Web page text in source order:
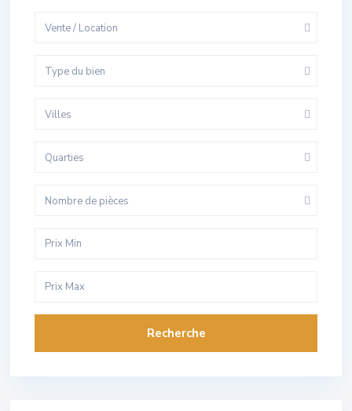
Vente / Location
Type du bien
Villes
Quarties
Nombre de pièces
Recherche